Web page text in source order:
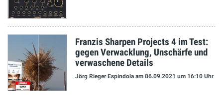
Franzis Sharpen Projects 4 im Test:
gegen Verwacklung, Unschärfe und
verwaschene Details
Jörg Rieger Espíndola am 06.09.2021 um 16:10 Uhr